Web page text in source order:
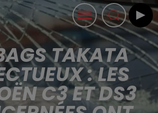
TAKATA
: LES
C3 ET DS3